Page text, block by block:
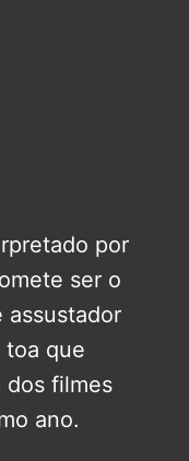
por
ser o
assustador
toa que
dos filmes
ano.